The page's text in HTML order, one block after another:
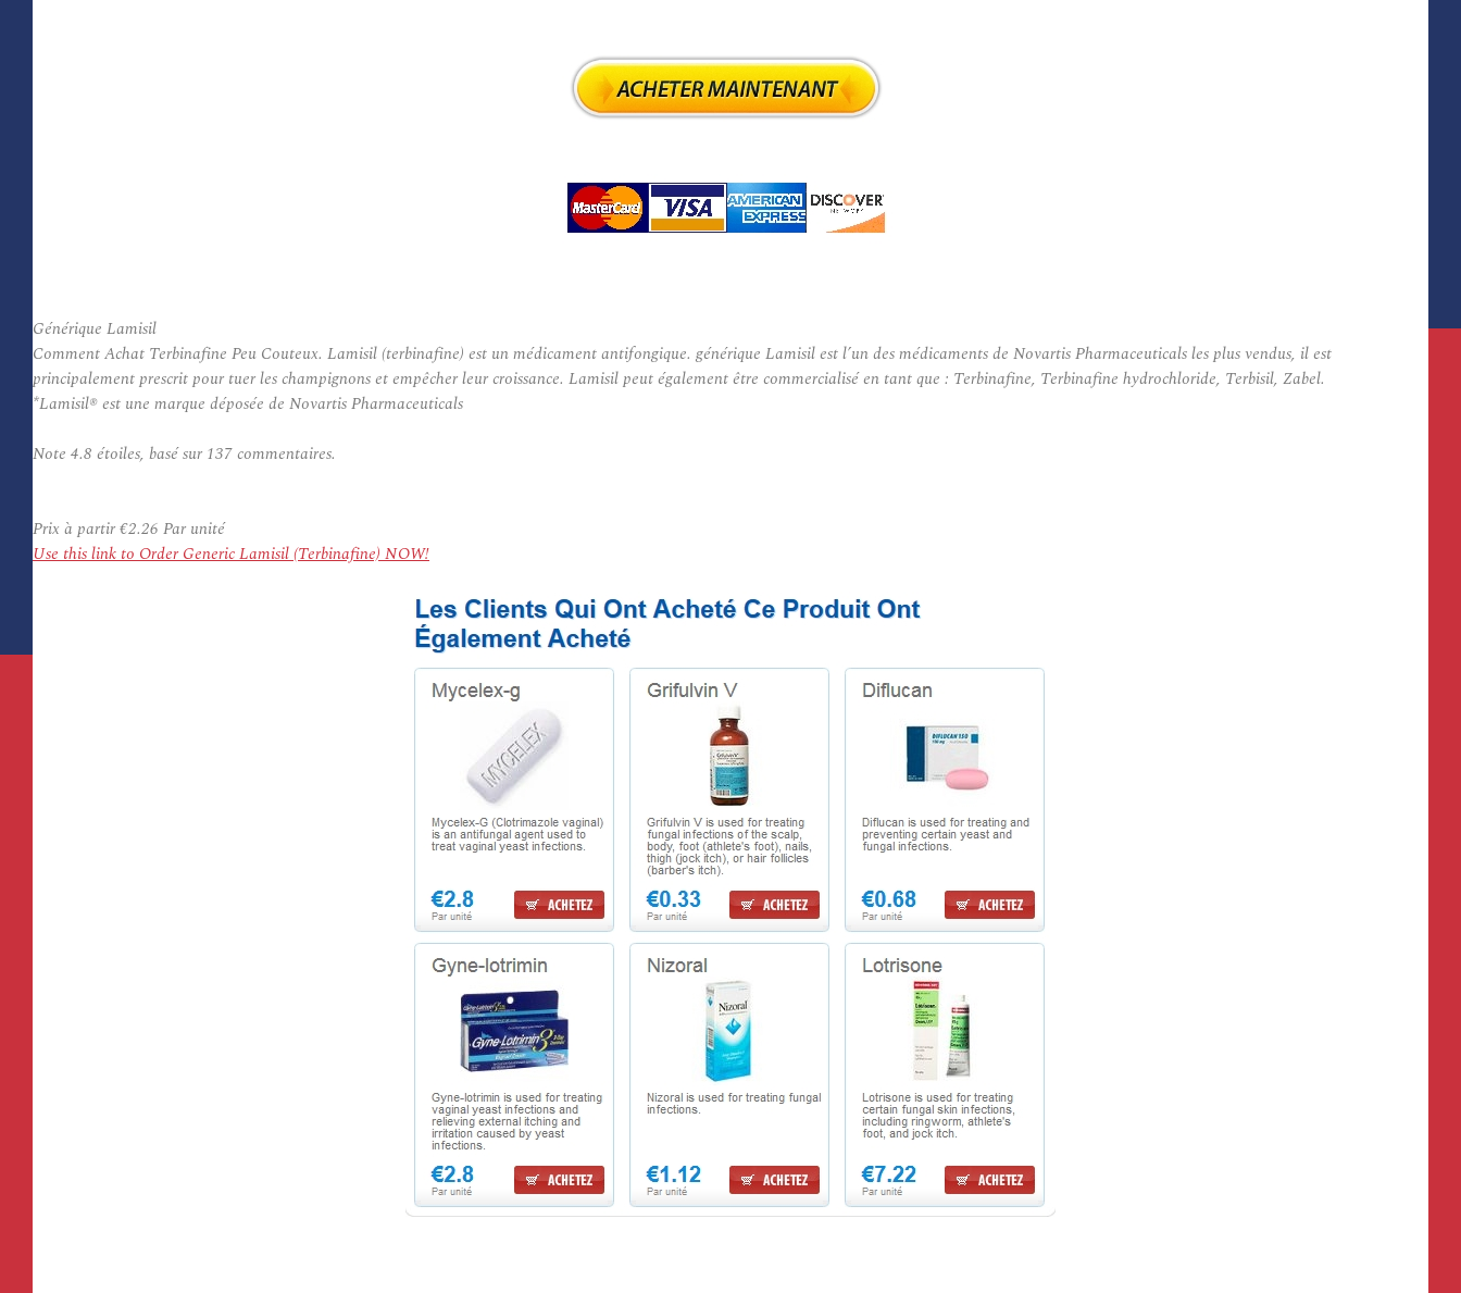
Générique Lamisil
Comment Achat Terbinafine Peu Couteux. Lamisil (terbinafine) est un médicament antifongique. générique Lamisil est l’un des médicaments de Novartis Pharmaceuticals les plus vendus, il est
principalement prescrit pour tuer les champignons et empêcher leur croissance. Lamisil peut également être commercialisé en tant que : Terbinafine, Terbinafine hydrochloride, Terbisil, Zabel.
*Lamisil® est une marque déposée de Novartis Pharmaceuticals
Note 4.8 étoiles, basé sur 137commentaires.
Prix à partir€2.26 Par unité
Use this link to Order Generic Lamisil (Terbinafine) NOW!